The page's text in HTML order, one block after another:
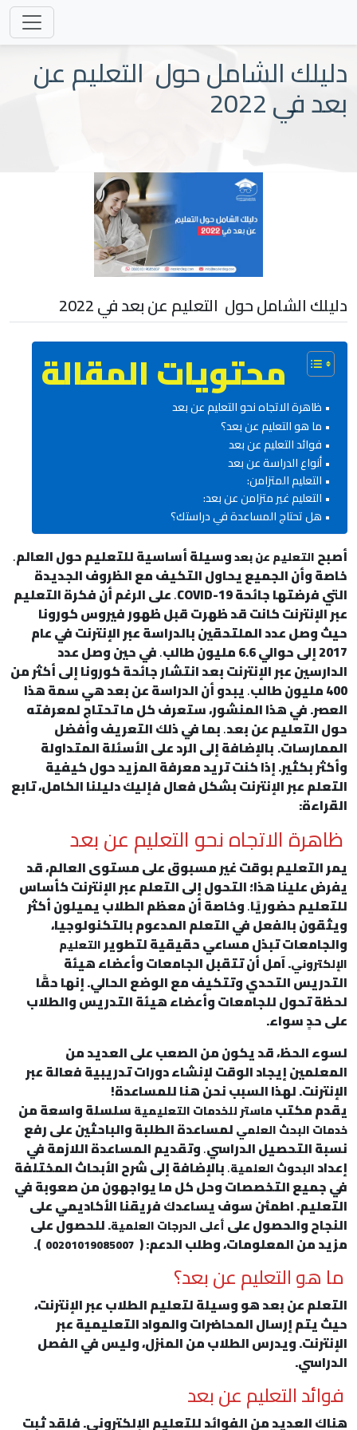
دليلك الشامل حول التعليم عن
بعد في 2022
دليلك الشامل حول التعليم عن بعد في 2022
محتويات المقالة
ظاهرة الاتجاه نحو التعليم عن بعد
ما هو التعليم عن بعد؟
فوائد التعليم عن بعد
أنواع الدراسة عن بعد
التعليم المتزامن:
التعليم غير متزامن عن بعد:
هل تحتاج المساعدة في دراستك؟
أصبحالتعليم عن بعدوسيلة أساسية للتعليم حول العالم.
خاصة وأن الجميع يحاول التكيف مع الظروف الجديدة
التي فرضتها جائحة COVID-19
.على الرغم أن فكرة التعليم
عبر الإنترنت كانت قد ظهرت قبل ظهور فيروس كورونا
حيث وصل عدد الملتحقين بالدراسة عبر الإنترنت في عام
2017 إلى حوالي 6.6 مليون طالب
.في حين وصل عدد
الدارسين عبر الإنترنت بعد انتشار جائحة كورونا إلى أكثر من
400 مليون طالب
.يبدو أن الدراسة عن بعد هي سمة هذا
العصر. في هذا المنشور، ستعرف كل ما تحتاج لمعرفته
حول التعليم عن بعد.بما في ذلك التعريف وأفضل
الممارسات. بالإضافة إلى الرد على الأسئلة المتداولة
وأكثر بكثير. إذا كنت تريد معرفة المزيد حول كيفية
التعلم عبر الإنترنت بشكل فعال فإليك دليلنا الكامل، تابع
القراءة:
ظاهرة الاتجاه نحو التعليم عن بعد
يمر التعليم بوقت غير مسبوق على مستوى العالم، قد
يفرض علينا هذا؛ التحول إلى التعلم عبر الإنترنت كأساس
للتعليم حضوريًا.وخاصة أن معظم الطلاب يميلون أكثر
ويثقون بالفعل في التعلم المدعوم بالتكنولوجيا،
والجامعات تبذل مساعي حقيقية لتطويرالتعليم
الإلكتروني. آمل أن تتقبل الجامعات وأعضاء هيئة
التدريس التحدي وتتكيف مع الوضع الحالي. إنها حقًا
لحظة تحول للجامعات وأعضاء هيئة التدريس والطلاب
على حدٍ سواء.
لسوء الحظ، قد يكون من الصعب على العديد من
المعلمين إيجاد الوقت لإنشاء دورات تدريبية فعالة عبر
الإنترنت. لهذا السبب نحن هنا للمساعدة!
يقدم مكتبماستر للخدمات التعليميةسلسلة واسعة من
خدمات البحث العلميلمساعدة الطلبة والباحثين على رفع
نسبة التحصيل الدراسي.وتقديم المساعدة اللازمة في
إعدادالبحوث العلمية.بالإضافة إلى شرح الأبحاث المختلفة
في جميع التخصصات وحل كل ما يواجهون من صعوبة في
التعليم. اطمئن سوف يساعدك فريقنا الأكاديمي على
النجاح والحصول علىأعلى الدرجات العلمية. للحصول على
مزيد من المعلومات، وطلب الدعم: ( 00201019085007
).
ما هو التعليم عن بعد؟
التعلم عن بعد هو وسيلة لتعليم الطلاب عبر الإنترنت،
حيث يتم إرسال المحاضرات والمواد التعليمية عبر
الإنترنت. ويدرس الطلاب من المنزل، وليس في الفصل
الدراسي.
فوائد التعليم عن بعد
هناك العديد من الفوائد للتعليم الإلكتروني. فلقد ثبت